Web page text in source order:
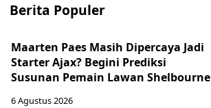
Berita Populer
Maarten Paes Masih Dipercaya Jadi
Starter Ajax? Begini Prediksi
Susunan Pemain Lawan Shelbourne
6 Agustus 2026